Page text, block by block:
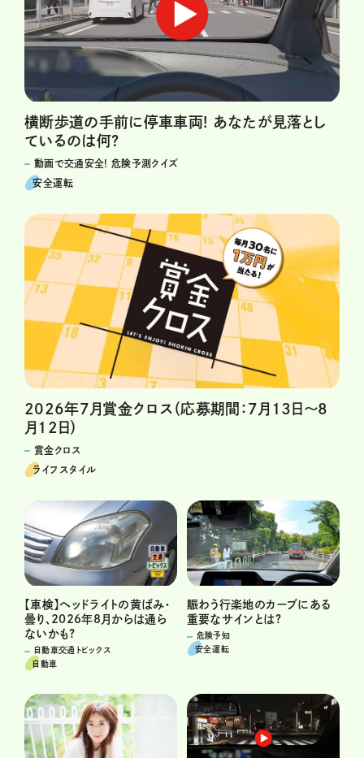
横断歩道の手前に停車車両! あなたが見落とし
ているのは何?
動画で交通安全! 危険予測クイズ
安全運転
2026年7月賞金クロス（応募期間：7月13日～8
月12日）
賞金クロス
ライフスタイル
【車検】ヘッドライトの黄ばみ・
曇り、2026年8月からは通ら
ないかも?
自動車交通トピックス
自動車
賑わう行楽地のカーブにある
重要なサインとは?
危険予知
安全運転